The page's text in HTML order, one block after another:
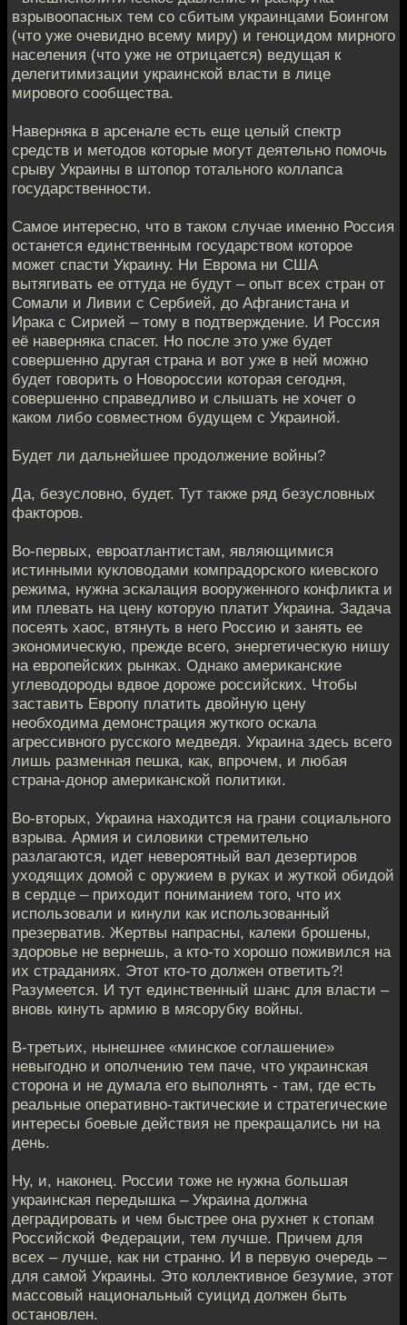
взрывоопасных тем со сбитым украинцами Боингом
(что уже очевидно всему миру) и геноцидом мирного
населения (что уже не отрицается) ведущая к
делегитимизации украинской власти в лице
мирового сообщества.
Наверняка в арсенале есть еще целый спектр
средств и методов которые могут деятельно помочь
срыву Украины в штопор тотального коллапса
государственности.
Самое интересно, что в таком случае именно Россия
останется единственным государством которое
может спасти Украину. Ни Еврома ни США
вытягивать ее оттуда не будут – опыт всех стран от
Сомали и Ливии с Сербией, до Афганистана и
Ирака с Сирией – тому в подтверждение. И Россия
её наверняка спасет. Но после это уже будет
совершенно другая страна и вот уже в ней можно
будет говорить о Новороссии которая сегодня,
совершенно справедливо и слышать не хочет о
каком либо совместном будущем с Украиной.
Будет ли дальнейшее продолжение войны?
Да, безусловно, будет. Тут также ряд безусловных
факторов.
Во-первых, евроатлантистам, являющимися
истинными кукловодами компрадорского киевского
режима, нужна эскалация вооруженного конфликта и
им плевать на цену которую платит Украина. Задача
посеять хаос, втянуть в него Россию и занять ее
экономическую, прежде всего, энергетическую нишу
на европейских рынках. Однако американские
углеводороды вдвое дороже российских. Чтобы
заставить Европу платить двойную цену
необходима демонстрация жуткого оскала
агрессивного русского медведя. Украина здесь всего
лишь разменная пешка, как, впрочем, и любая
страна-донор американской политики.
Во-вторых, Украина находится на грани социального
взрыва. Армия и силовики стремительно
разлагаются, идет невероятный вал дезертиров
уходящих домой с оружием в руках и жуткой обидой
в сердце – приходит пониманием того, что их
использовали и кинули как использованный
презерватив. Жертвы напрасны, калеки брошены,
здоровье не вернешь, а кто-то хорошо поживился на
их страданиях. Этот кто-то должен ответить?!
Разумеется. И тут единственный шанс для власти –
вновь кинуть армию в мясорубку войны.
В-третьих, нынешнее «минское соглашение»
невыгодно и ополчению тем паче, что украинская
сторона и не думала его выполнять - там, где есть
реальные оперативно-тактические и стратегические
интересы боевые действия не прекращались ни на
день.
Ну, и, наконец. России тоже не нужна большая
украинская передышка – Украина должна
деградировать и чем быстрее она рухнет к стопам
Российской Федерации, тем лучше. Причем для
всех – лучше, как ни странно. И в первую очередь –
для самой Украины. Это коллективное безумие, этот
массовый национальный суицид должен быть
остановлен.